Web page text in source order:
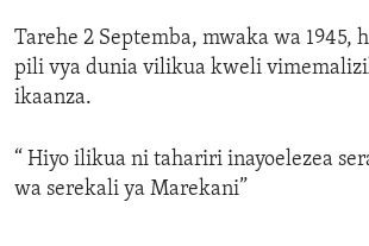
Tarehe 2 Septemba, mwaka wa 1945,
pili vya dunia vilikua kweli
ikaanza.
“ Hiyo ilikua ni tahariri inayoelezea
wa serekali ya Marekani”